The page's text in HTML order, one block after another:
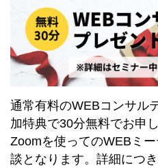
通常有料のWEBコンサル
加特典で30分無料でお申
Zoomを使ってのWEBミ
談となります。詳細につ